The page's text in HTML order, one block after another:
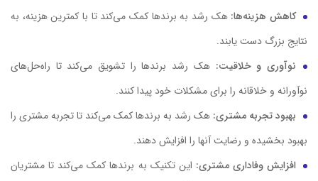
کاهش هزینه‌ها: هک رشد به برندها کمک می‌کند تا با کمترین هزینه، به
نتایج بزرگ دست یابند.
نوآوری و خلاقیت: هک رشد برندها را تشویق می‌کند تا راه‌حل‌های
نوآورانه و خلاقانه را برای مشکلات خود پیدا کنند.
بهبود تجربه مشتری: هک رشد به برندها کمک می‌کند تا تجربه مشتری را
بهبود بخشیده و رضایت آنها را افزایش دهند.
افزایش وفاداری مشتری: این تکنیک به برندها کمک می‌کند تا مشتریان